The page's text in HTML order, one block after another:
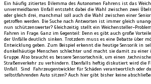
Ein häufig zitiertes Dilemma des Autonomen Fahrens ist das
unvermeidbaren Unfall entsteht dabei die Wahl zwischen zwei
oder gleich drei, manchmal soll auch die Wahl zwischen einer
getroffen werden. Die Suche nach Antworten ist immer gleich
nun schützenswerter? Gleichzeitig stellt ein Weichensteller–
Fahren in Frage. Ganz im Gegenteil: Denn es gibt auch große
der Unfälle deutlich sinken. Trotzdem muss es eine Debatte über
Entwicklung geben. Zum Beispiel erkennt die heutige Sensorik in
dunkelhäutige Menschen schlechter und macht sie damit zu einer
Gruppe. Also braucht es bessere Sensortechnik, um einen
Straßenverkehr zu verhindern. Ebenfalls heftig diskutiert wird die
Unfall. Sind Fahrzeugentwickler für Schäden verantwortlich oder
selbstfahrenden Auto sitzen? Auch hier gibt bisher keine